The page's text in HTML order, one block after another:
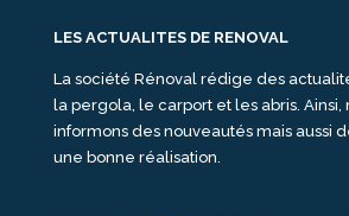
LES ACTUALITES DE RENOVAL
La société Rénoval rédige des
la pergola, le carport et les abris. Ainsi,
informons des nouveautés mais aussi
une bonne réalisation.